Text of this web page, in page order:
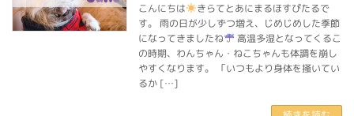
こんにちは
きらてとあにまるほすぴたるで
す。 雨の日が少しずつ増え、じめじめした季節
になってきましたね
高温多湿となってくるこ
の時期、わんちゃん・ねこちゃんも体調を崩し
やすくなります。 「いつもより身体を掻いてい
るか […]